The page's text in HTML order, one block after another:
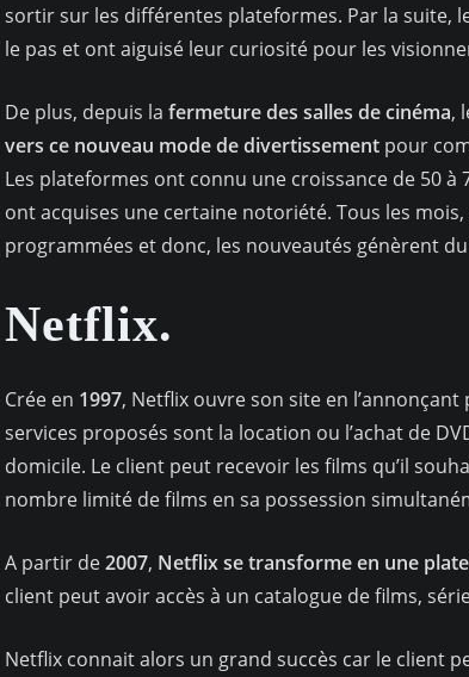
sortir sur les différentes plateformes. Par la suite,
le pas et ont aiguisé leur curiosité pour les
De plus, depuis la fermeture des salles de cinéma,
vers ce nouveau mode de divertissement pour
Les plateformes ont connu une croissance de 50 à
ont acquises une certaine notoriété. Tous les
programmées et donc, les nouveautés génèrent
Netflix.
Crée en 1997, Netflix ouvre son site en l’annonçant
services proposés sont la location ou l’achat de
domicile. Le client peut recevoir les films qu’il
nombre limité de films en sa possession
A partir de2007, Netflix se transforme en une
client peut avoir accès à un catalogue de films,
Netflix connait alors un grand succès car le client